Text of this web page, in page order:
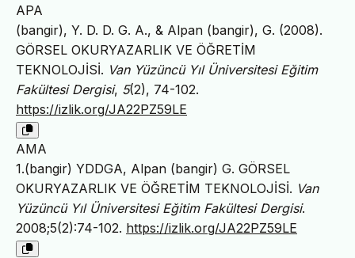
APA
(bangir), Y. D. D. G. A., & Alpan (bangir), G. (2008).
GÖRSEL OKURYAZARLIK VE ÖĞRETİM
TEKNOLOJİSİ. Van Yüzüncü Yıl Üniversitesi Eğitim
Fakültesi Dergisi, 5(2), 74-102.
https://izlik.org/JA22PZ59LE
AMA
1.(bangir) YDDGA, Alpan (bangir) G. GÖRSEL
OKURYAZARLIK VE ÖĞRETİM TEKNOLOJİSİ. Van
Yüzüncü Yıl Üniversitesi Eğitim Fakültesi Dergisi.
2008;5(2):74-102. https://izlik.org/JA22PZ59LE